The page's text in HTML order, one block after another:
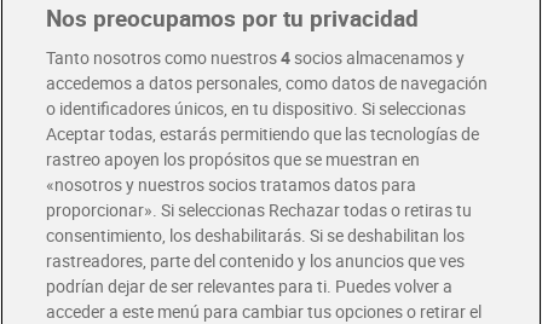
Pide hoy, recibe hoy
Envío gratis por compras superiores a 100€
Envío estandar por 4,99€
Glovo y Uber Eats
Solicita tu factura de Glovo o Uber Eats
Únete al CLUB Dia
Disfruta las ventajas y ofertas exclusivas.
Nos preocupamos por tu privacidad
Tanto nosotros como nuestros4socios almacenamos y
accedemos a datos personales, como datos de navegación
o identificadores únicos, en tu dispositivo. Si seleccionas
Aceptar todas, estarás permitiendo que las tecnologías de
rastreo apoyen los propósitos que se muestran en
«nosotros y nuestros socios tratamos datos para
proporcionar». Si seleccionas Rechazar todas o retiras tu
consentimiento, los deshabilitarás. Si se deshabilitan los
rastreadores, parte del contenido y los anuncios que ves
podrían dejar de ser relevantes para ti. Puedes volver a
acceder a este menú para cambiar tus opciones o retirar el